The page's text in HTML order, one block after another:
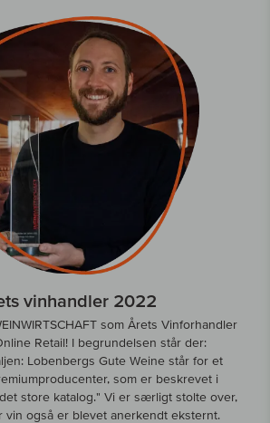
vinhandler 2022
som Årets Vinforhandler
Retail! I begrundelsen står der:
Lobenbergs Gute Weine står for et
som er beskrevet i
store katalog." Vi er særligt stolte over,
vin også er blevet anerkendt eksternt.